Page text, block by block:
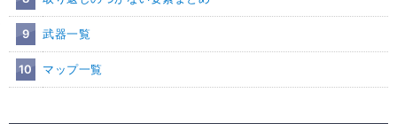
9 武器一覧
10 マップ一覧